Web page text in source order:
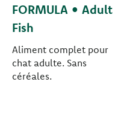
FORMULA • Adult
Fish
Aliment complet pour
chat adulte. Sans
céréales.